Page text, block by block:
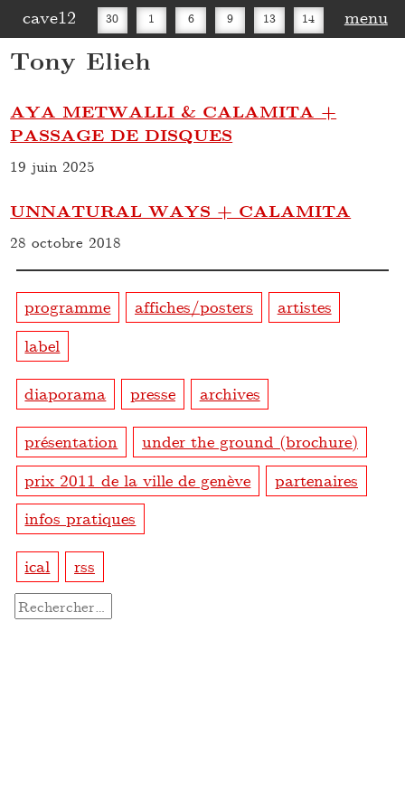
cave12 30 1 6 9 13 14
16
menu
Tony Elieh
AYA METWALLI & CALAMITA +
PASSAGE DE DISQUES
19 juin 2025
UNNATURAL WAYS + CALAMITA
28 octobre 2018
programme affiches/posters
artistes
label
diaporama presse archives
présentation
under the ground (brochure)
prix 2011 de la ville de genève
partenaires
infos pratiques
ical rss
Rechercher :